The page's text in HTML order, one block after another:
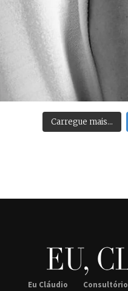
Carregue mais…
Eu Cláudio Consultório